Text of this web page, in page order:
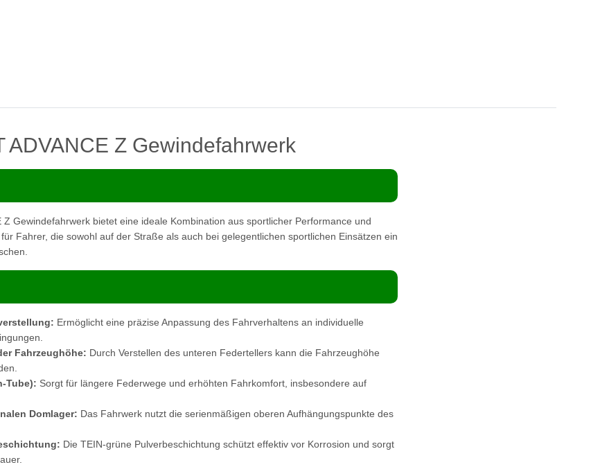
ADVANCE Z Gewindefahrwerk
Z Gewindefahrwerk bietet eine ideale Kombination aus sportlicher Performance und
Fahrer, die sowohl auf der Straße als auch bei gelegentlichen sportlichen Einsätzen ein
Ermöglicht eine präzise Anpassung des Fahrverhaltens an individuelle
Fahrzeughöhe: Durch Verstellen des unteren Federtellers kann die Fahrzeughöhe
Tube): Sorgt für längere Federwege und erhöhten Fahrkomfort, insbesondere auf
Domlager: Das Fahrwerk nutzt die serienmäßigen oberen Aufhängungspunkte des
Die TEIN-grüne Pulverbeschichtung schützt effektiv vor Korrosion und sorgt